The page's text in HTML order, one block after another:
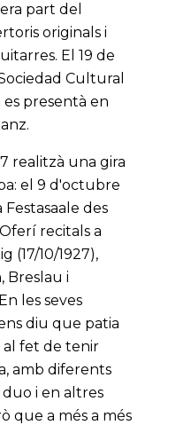
part del
originals i
El 19 de
Cultural
presentà en
realitzà una gira
el 9 d'octubre
des
recitals a
(17/10/1927),
Breslau i
les seves
diu que patia
al fet de tenir
amb diferents
duo i en altres
que a més a més